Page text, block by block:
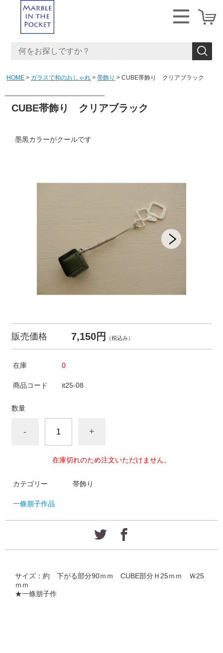
HOME ガラスで和のおしゃれ 帯飾り CUBE帯飾り クリアブラック
CUBE帯飾り クリアブラック
墨黒カラーがクールです
販売価格 7,150円 （税込み）
在庫 0
商品コード it25-08
数量
- +
在庫切れのため注文いただけません。
カテゴリー 帯飾り
一條朋子作品
サイズ：約 下がる部分90ｍｍ CUBE部分Ｈ25ｍｍ Ｗ25
ｍｍ
★一條朋子作